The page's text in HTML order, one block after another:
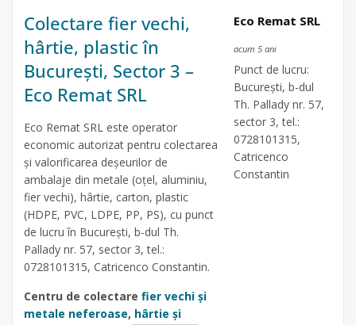
Colectare fier vechi,
hârtie, plastic în
București, Sector 3 –
Eco Remat SRL
Eco Remat SRL este operator
economic autorizat pentru colectarea
și valorificarea deșeurilor de
ambalaje din metale (oțel, aluminiu,
fier vechi), hârtie, carton, plastic
(HDPE, PVC, LDPE, PP, PS), cu punct
de lucru în București, b-dul Th.
Pallady nr. 57, sector 3, tel.:
0728101315, Catricenco Constantin.
Centru de colectare fier vechi și
metale neferoase, hârtie și
Eco Remat SRL
acum 5 ani
Punct de lucru:
București, b-dul
Th. Pallady nr. 57,
sector 3, tel.:
0728101315,
Catricenco
Constantin